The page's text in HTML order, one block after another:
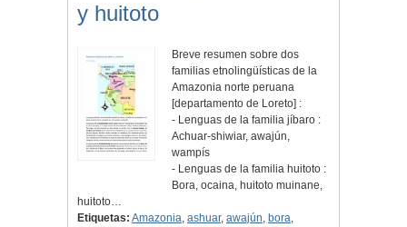
y huitoto
Breve resumen sobre dos
familias etnolingüísticas de la
Amazonia norte peruana
[departamento de Loreto] :
- Lenguas de la familia jíbaro :
Achuar-shiwiar, awajún,
wampís
- Lenguas de la familia huitoto :
Bora, ocaina, huitoto muinane,
huitoto…
Etiquetas: Amazonia, ashuar, awajún, bora,